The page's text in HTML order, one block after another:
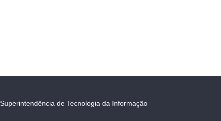
Superintendência de Tecnologia da Informação